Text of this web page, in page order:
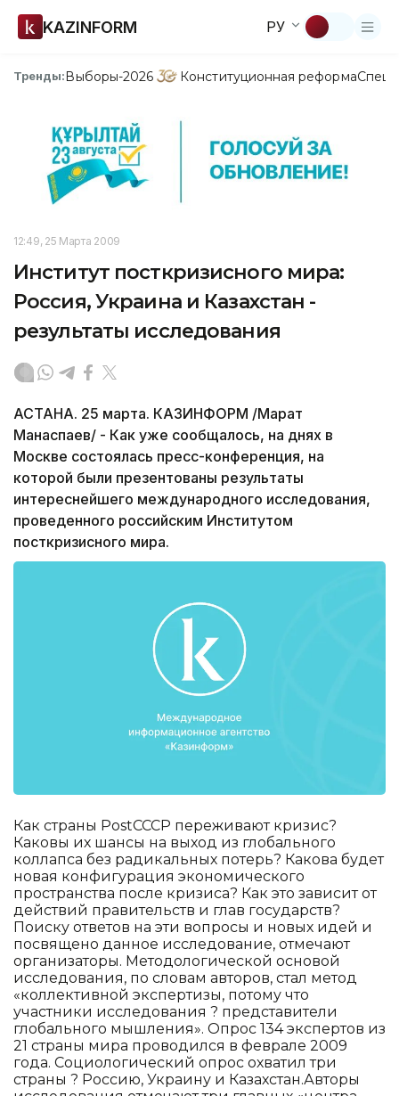
KAZINFORM РУ
Тренды:Выборы-2026 Конституционная реформа
12:49, 25 Марта 2009
Институт посткризисного мира:
Россия, Украина и Казахстан -
результаты исследования
АСТАНА. 25 марта. КАЗИНФОРМ /Марат
Манаспаев/ - Как уже сообщалось, на днях в
Москве состоялась пресс-конференция, на
которой были презентованы результаты
интереснейшего международного исследования,
проведенного российским Институтом
посткризисного мира.
Как страны PostСССР переживают кризис?
Каковы их шансы на выход из глобального
коллапса без радикальных потерь? Какова будет
новая конфигурация экономического
пространства после кризиса? Как это зависит от
действий правительств и глав государств?
Поиску ответов на эти вопросы и новых идей и
посвящено данное исследование, отмечают
организаторы. Методологической основой
исследования, по словам авторов, стал метод
«коллективной экспертизы, потому что
участники исследования ? представители
глобального мышления». Опрос 134 экспертов из
21 страны мира проводился в феврале 2009
года. Социологический опрос охватил три
страны ? Россию, Украину и Казахстан.Авторы